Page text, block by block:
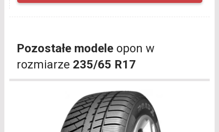
Pozostałe modeleopon w
rozmiarze 235/65 R17